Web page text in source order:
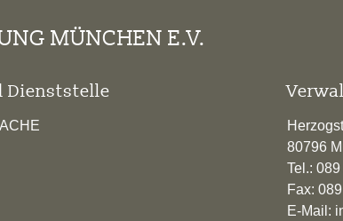
MÜNCHEN E.V.
Dienststelle
80796
Tel.:
Fax:
E-Mail: